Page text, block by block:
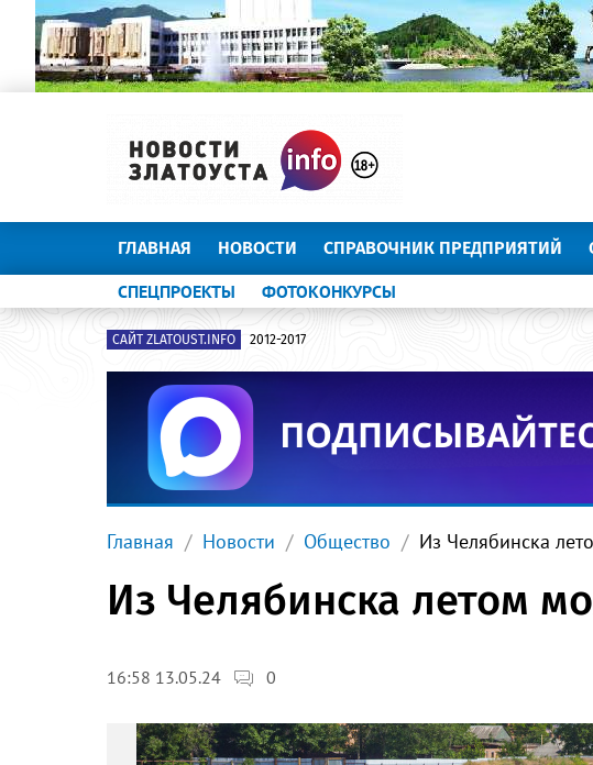
ГЛАВНАЯ НОВОСТИ СПРАВОЧНИК ПРЕДПРИЯТИЙ
СПЕЦПРОЕКТЫ ФОТОКОНКУРСЫ
САЙТ ZLATOUST.INFO 2012-2017
Главная Новости Общество Из Челябинска
Из Челябинска летом
16:58 13.05.24 0